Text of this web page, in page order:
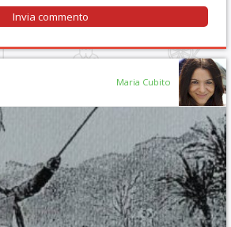
Maria Cubito